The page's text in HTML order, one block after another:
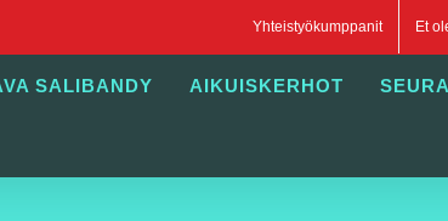
Yhteistyökumppanit Et
SALIBANDY AIKUISKERHOT